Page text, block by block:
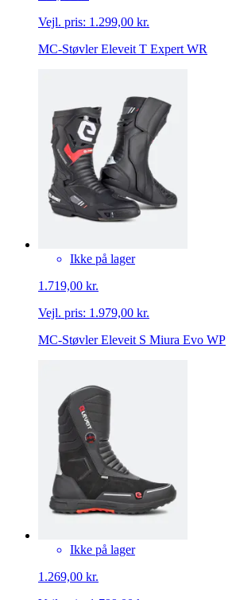
Vejl. pris: 1.299,00 kr.
MC-Støvler Eleveit T Expert WR
Ikke på lager
1.719,00 kr.
Vejl. pris: 1.979,00 kr.
MC-Støvler Eleveit S Miura Evo WP
Ikke på lager
1.269,00 kr.